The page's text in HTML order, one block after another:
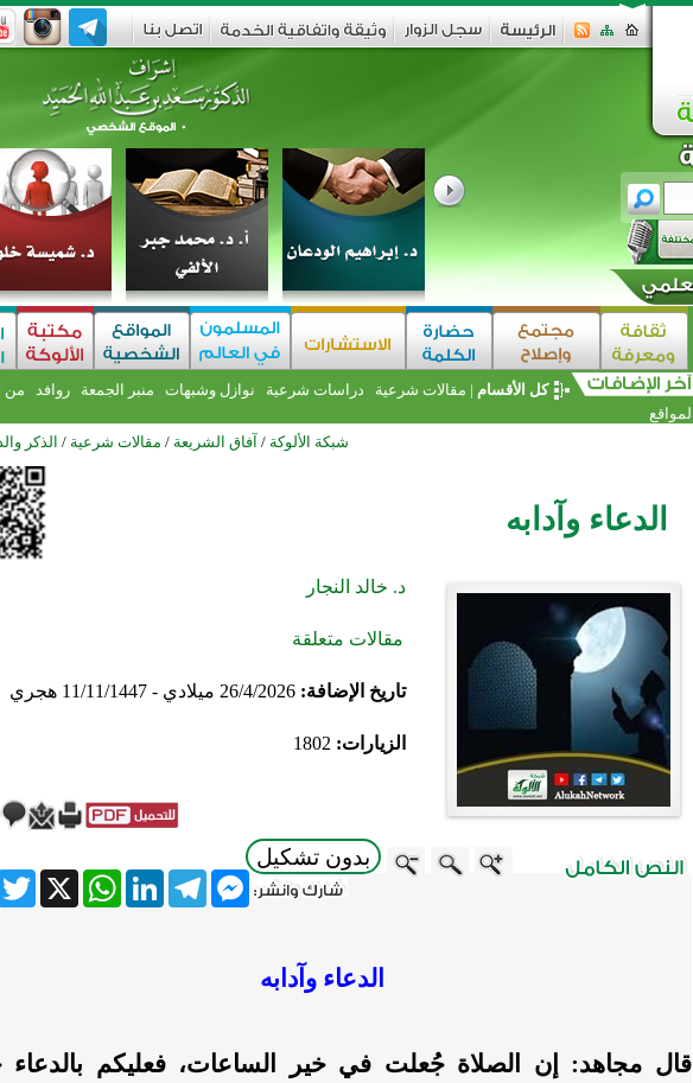
كل الأقسام | مقالات شرعية دراسات شرعية نوازل وشبهات منبر الجمعة روافد
من
المواقع
شبكة الألوكة / آفاق الشريعة / مقالات شرعية / الذكر
الدعاء وآدابه
د. خالد النجار
مقالات متعلقة
تاريخ الإضافة:26/4/2026 ميلادي - 11/11/1447 هجري
الزيارات: 1802
بدون تشكيل
X
WhatsAppLinkedInTelegram
Messenger
الدعاء وآدابه
قال مجاهد: إن الصلاة جُعلت في خير الساعات، فعليكم